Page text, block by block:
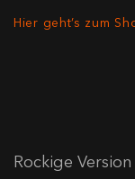
Hier geht’s zum
Rockige